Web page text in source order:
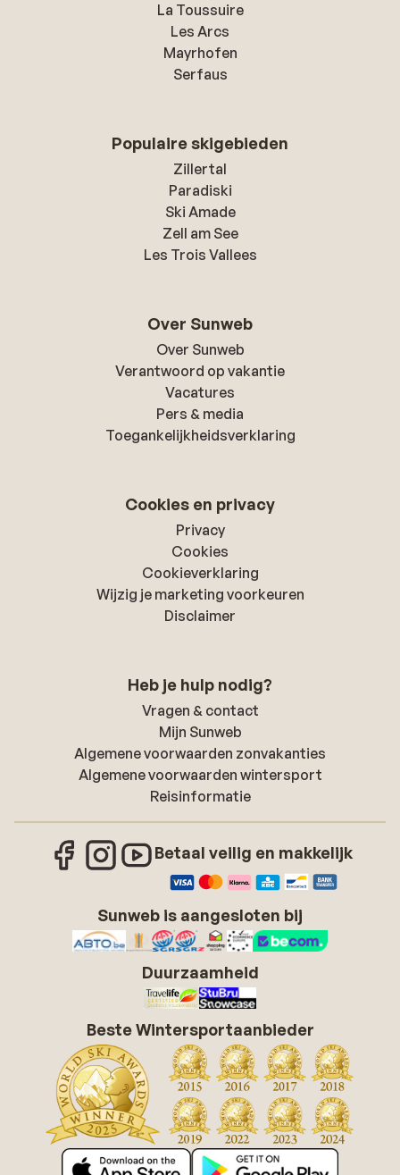
La Toussuire
Les Arcs
Mayrhofen
Serfaus
Populaire skigebieden
Zillertal
Paradiski
Ski Amade
Zell am See
Les Trois Vallees
Over Sunweb
Over Sunweb
Verantwoord op vakantie
Vacatures
Pers & media
Toegankelijkheidsverklaring
Cookies en privacy
Privacy
Cookies
Cookieverklaring
Wijzig je marketing voorkeuren
Disclaimer
Heb je hulp nodig?
Vragen & contact
Mijn Sunweb
Algemene voorwaarden zonvakanties
Algemene voorwaarden wintersport
Reisinformatie
Betaal veilig en makkelijk
Sunweb is aangesloten bij
Duurzaamheid
Beste Wintersportaanbieder